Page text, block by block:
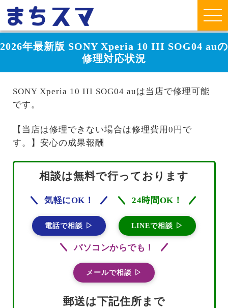
2026年最新版 SONY Xperia 10 III SOG04 auの
修理対応状況
SONY Xperia 10 III SOG04 auは当店で修理可能
です。
【当店は修理できない場合は修理費用0円で
す。】安心の成果報酬
相談は無料で行っております
気軽にOK！
電話で相談 ▷
24時間OK！
LINEで相談 ▷
パソコンからでも！
メールで相談 ▷
郵送は下記住所まで